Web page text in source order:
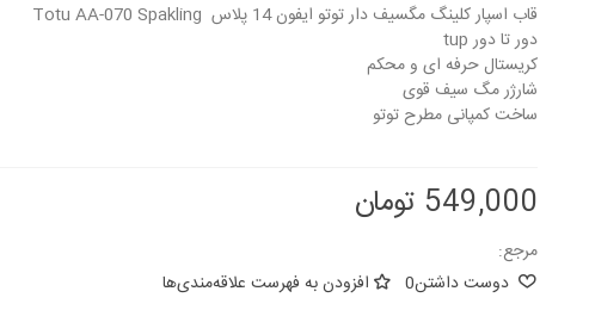
قاب اسپار کلینگ مگسیف دار توتو ایفون 14 پلاس Totu AA-070 Spakling
دور تا دور tup
کریستال حرفه ای و محکم
شارژر مگ سیف قوی
ساخت کمپانی مطرح توتو
549,000 تومان
مرجع:
دوست داشتن0 افزودن به فهرست علاقه‌مندی‌ها